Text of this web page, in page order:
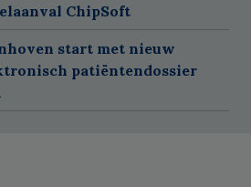
ChipSoft
start met nieuw
patiëntendossier